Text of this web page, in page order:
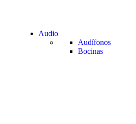
Audio
Audífonos
Bocinas